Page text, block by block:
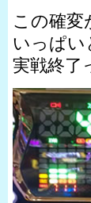
この確変
いっぱい
実戦終了